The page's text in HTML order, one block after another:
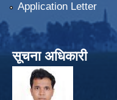
Application Letter
सूचना अधिकारी